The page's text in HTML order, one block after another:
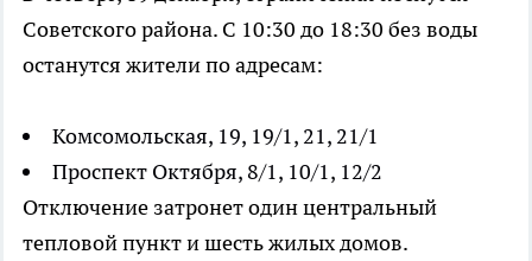
Советского района. С 10:30 до 18:30 без воды
останутся жители по адресам:
Комсомольская, 19, 19/1, 21, 21/1
Проспект Октября, 8/1, 10/1, 12/2
Отключение затронет один центральный
тепловой пункт и шесть жилых домов.